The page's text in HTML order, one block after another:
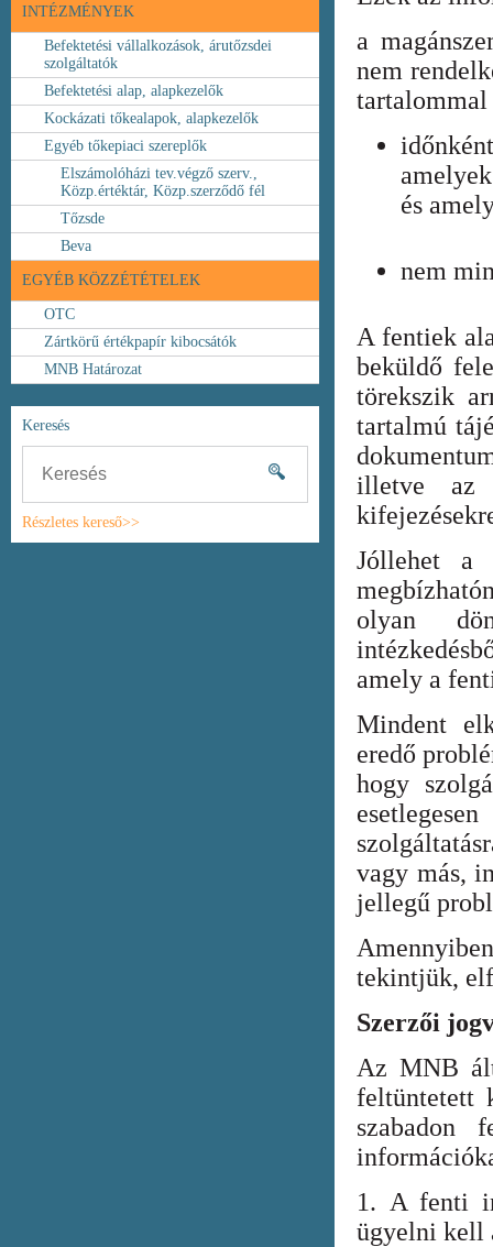
INTÉZMÉNYEK
Befektetési vállalkozások, árutőzsdei
szolgáltatók
Befektetési alap, alapkezelők
Kockázati tőkealapok, alapkezelők
Egyéb tőkepiaci szereplők
Elszámolóházi tev.végző szerv.,
Közp.értéktár, Közp.szerződő fél
Tőzsde
Beva
EGYÉB KÖZZÉTÉTELEK
OTC
Zártkörű értékpapír kibocsátók
MNB Határozat
Keresés
Részletes kereső>>
a
nem
és
nem
A fentiek
beküldő
törekszik
tartalmú
illetve az
Jóllehet a
olyan
amely a
Mindent
eredő
hogy
vagy más,
jellegű
tekintjük,
Szerzői
Az MNB
feltüntetett
szabadon
1. A fenti
ügyelni kell